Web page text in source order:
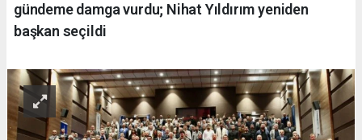
gündeme damga vurdu; Nihat Yıldırım yeniden
başkan seçildi